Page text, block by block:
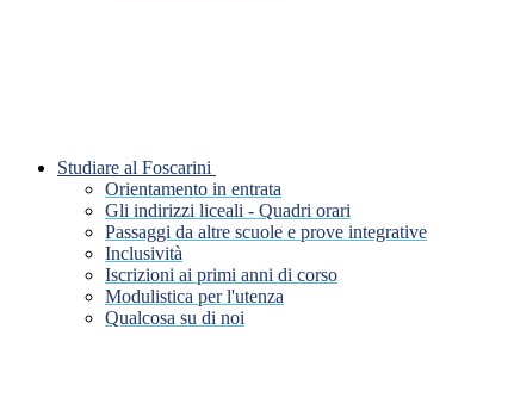
Studiare al Foscarini
Orientamento in entrata
Gli indirizzi liceali - Quadri orari
Passaggi da altre scuole e prove integrative
Inclusività
Iscrizioni ai primi anni di corso
Modulistica per l'utenza
Qualcosa su di noi